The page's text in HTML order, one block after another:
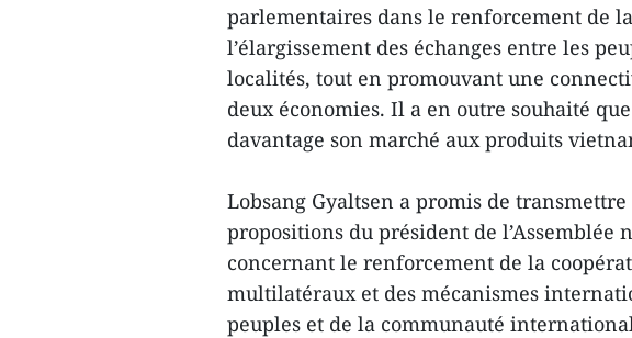
parlementaires dans le renforcement de
l’élargissement des échanges entre les
localités, tout en promouvant une
deux économies. Il a en outre souhaité
davantage son marché aux produits
Lobsang Gyaltsen a promis de
propositions du président de
concernant le renforcement de la
multilatéraux et des mécanismes
peuples et de la communauté